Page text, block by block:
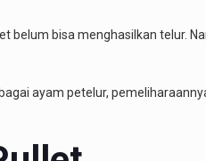
belum bisa menghasilkan telur.
ayam petelur,